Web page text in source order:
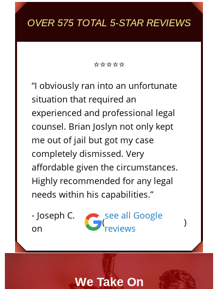
OVER 575 TOTAL 5-STAR REVIEWS
⭐⭐⭐⭐⭐
“I obviously ran into an unfortunate
situation that required an
experienced and professional legal
counsel. Brian Joslyn not only kept
me out of jail but got my case
completely dismissed. Very
affordable given the circumstances.
Highly recommended for any legal
needs within his capabilities.”
- Joseph C.
on
(
see all Google
reviews
)
We Take On